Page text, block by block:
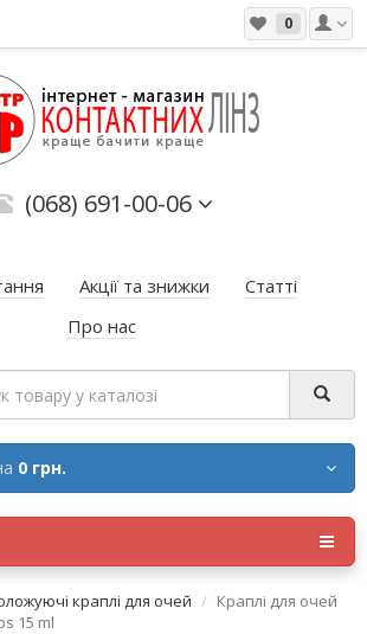
0
(068) 691-00-06
Акції та знижки
Статті
Про нас
0 грн.
краплі для очей
Краплі для очей
15 ml